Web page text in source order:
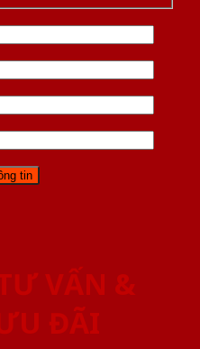
VẤN &
ĐÃI